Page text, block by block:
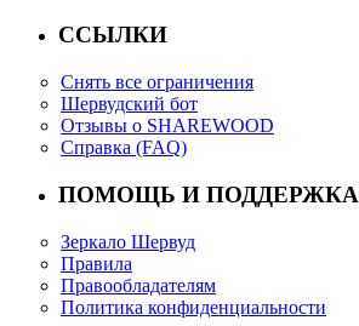
ССЫЛКИ
Снять все ограничения
Шервудский бот
Отзывы о SHAREWOOD
Справка (FAQ)
ПОМОЩЬ И ПОДДЕРЖКА
Зеркало Шервуд
Правила
Правообладателям
Политика конфиденциальности